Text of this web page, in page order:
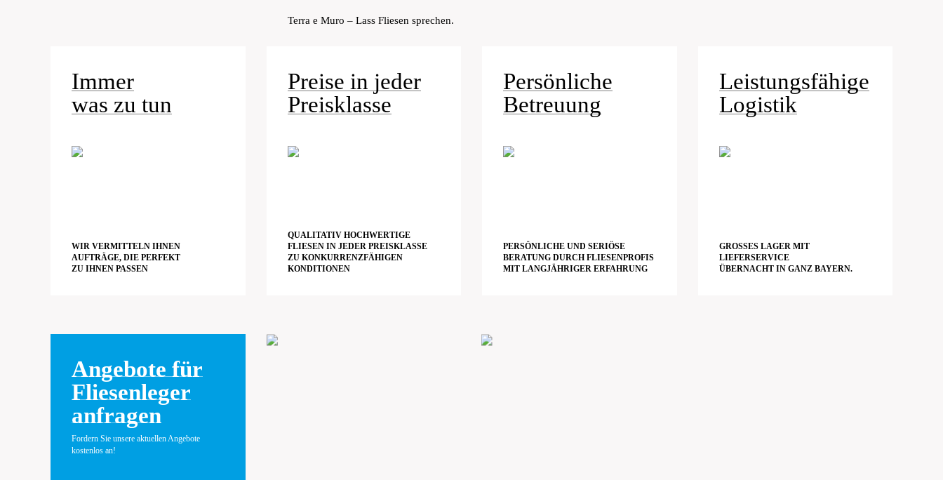
Terra e Muro – Lass Fliesen sprechen.
Immer
was zu tun
WIR VERMITTELN IHNEN
AUFTRÄGE, DIE PERFEKT
ZU IHNEN PASSEN
Preise in jeder
Preisklasse
QUALITATIV HOCHWERTIGE
FLIESEN IN JEDER PREISKLASSE
ZU KONKURRENZFÄHIGEN
KONDITIONEN
Persönliche
Betreuung
PERSÖNLICHE UND SERIÖSE
BERATUNG DURCH FLIESENPROFIS
MIT LANGJÄHRIGER ERFAHRUNG
Leistungsfähige
Logistik
GROSSES LAGER MIT L
IEFERSERVICE
ÜBERNACHT IN GANZ BAYERN.
Angebote für
Fliesenleger
anfragen
Fordern Sie unsere aktuellen Angebote
kostenlos an!